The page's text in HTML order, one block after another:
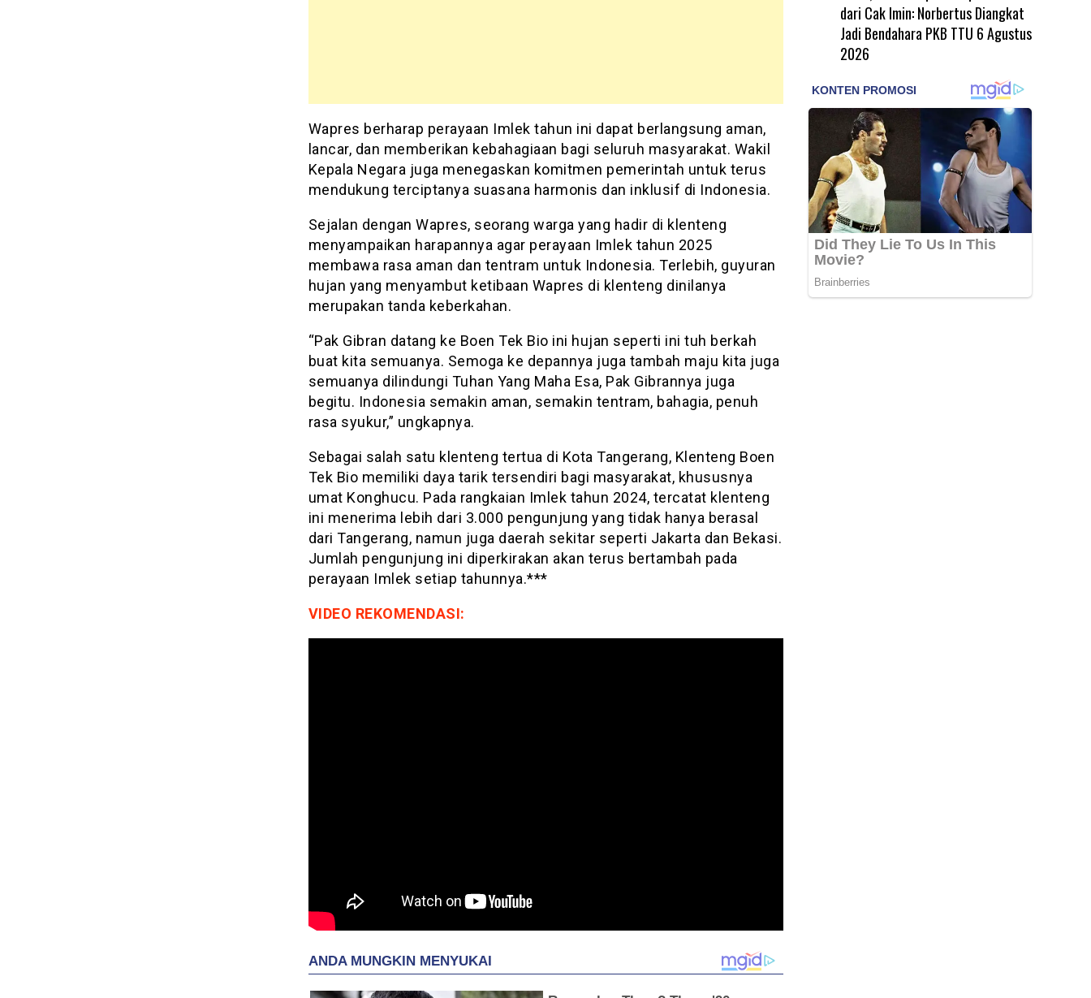
Wapres berharap perayaan Imlek tahun ini dapat berlangsung aman,
lancar, dan memberikan kebahagiaan bagi seluruh masyarakat. Wakil
Kepala Negara juga menegaskan komitmen pemerintah untuk terus
mendukung terciptanya suasana harmonis dan inklusif di Indonesia.
Sejalan dengan Wapres, seorang warga yang hadir di klenteng
menyampaikan harapannya agar perayaan Imlek tahun 2025
membawa rasa aman dan tentram untuk Indonesia. Terlebih, guyuran
hujan yang menyambut ketibaan Wapres di klenteng dinilanya
merupakan tanda keberkahan.
“Pak Gibran datang ke Boen Tek Bio ini hujan seperti ini tuh berkah
buat kita semuanya. Semoga ke depannya juga tambah maju kita juga
semuanya dilindungi Tuhan Yang Maha Esa, Pak Gibrannya juga
begitu. Indonesia semakin aman, semakin tentram, bahagia, penuh
rasa syukur,” ungkapnya.
Sebagai salah satu klenteng tertua di Kota Tangerang, Klenteng Boen
Tek Bio memiliki daya tarik tersendiri bagi masyarakat, khususnya
umat Konghucu. Pada rangkaian Imlek tahun 2024, tercatat klenteng
ini menerima lebih dari 3.000 pengunjung yang tidak hanya berasal
dari Tangerang, namun juga daerah sekitar seperti Jakarta dan Bekasi.
Jumlah pengunjung ini diperkirakan akan terus bertambah pada
perayaan Imlek setiap tahunnya.***
VIDEO REKOMENDASI:
dari Cak Imin: Norbertus Diangkat
Jadi Bendahara PKB TTU 6 Agustus
2026